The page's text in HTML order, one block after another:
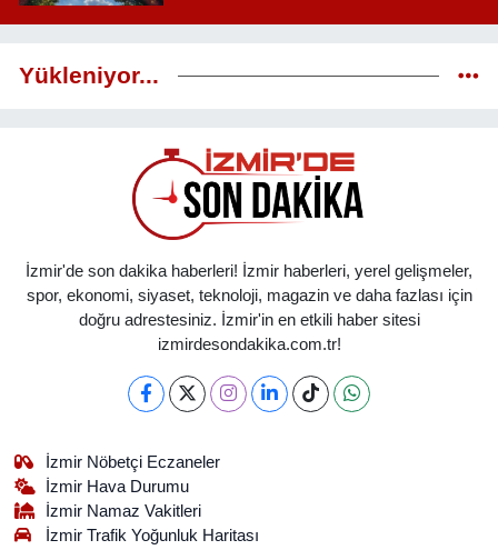
Yükleniyor...
İzmir'de son dakika haberleri! İzmir haberleri, yerel gelişmeler,
spor, ekonomi, siyaset, teknoloji, magazin ve daha fazlası için
doğru adrestesiniz. İzmir'in en etkili haber sitesi
izmirdesondakika.com.tr!
İzmir Nöbetçi Eczaneler
İzmir Hava Durumu
İzmir Namaz Vakitleri
İzmir Trafik Yoğunluk Haritası